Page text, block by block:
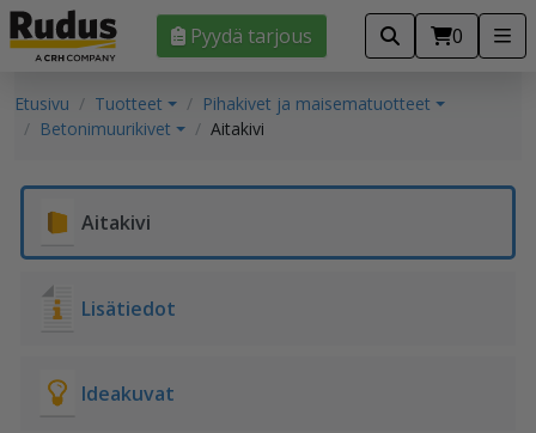
Pyydä tarjous 0
Etusivu Tuotteet
Pihakivet ja maisematuotteet
Betonimuurikivet
Aitakivi
Aitakivi
Lisätiedot
Ideakuvat